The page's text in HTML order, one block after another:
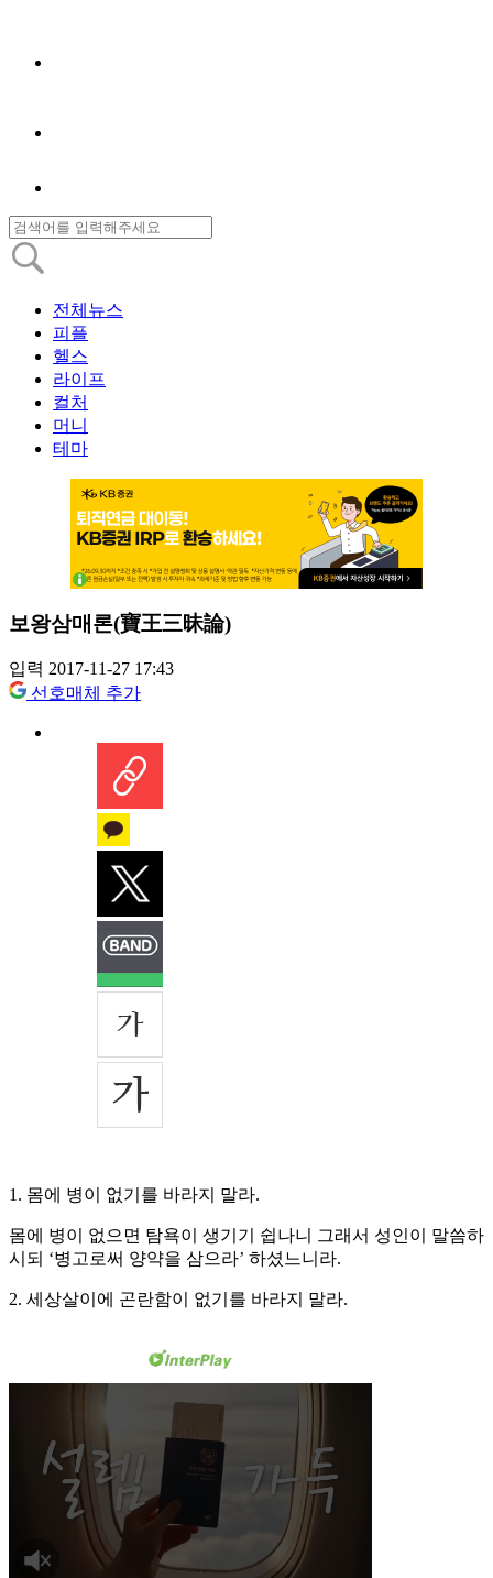
전체뉴스
피플
헬스
라이프
컬처
머니
테마
보왕삼매론(寶王三昧論)
입력 2017-11-27 17:43
선호매체 추가
1. 몸에 병이 없기를 바라지 말라.
몸에 병이 없으면 탐욕이 생기기 쉽나니 그래서 성인이 말씀하
시되 ‘병고로써 양약을 삼으라’ 하셨느니라.
2. 세상살이에 곤란함이 없기를 바라지 말라.